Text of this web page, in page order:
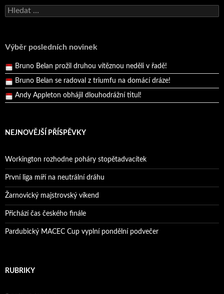
Vyhledávání
Výběr posledních novinek
Bruno Belan se radoval z triumfu na domácí dráze!
Andy Appleton obhájil dlouhodrážní titul!
Pražský přebor neskrblil překvapeními!
Bruno Belan prožil druhou vítěznou neděli v řadě!
Bruno Belan se radoval z triumfu na domácí dráze!
Andy Appleton obhájil dlouhodrážní titul!
NEJNOVĚJŠÍ PŘÍSPĚVKY
Workington rozhodne poháry stopětadvacítek
První liga míří na neutrální dráhu
Žarnovický majstrovský víkend
Přichází čas českého finále
Pardubický MACEC Cup vyplní pondělní podvečer
RUBRIKY